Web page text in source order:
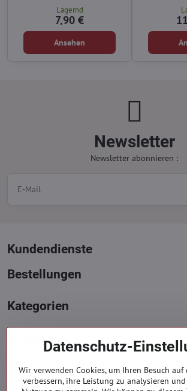
Beine optisch verlängern möchten.
Lagernd
7,90 €
Ansehen
Newsletter
Newsletter abonnieren :
Kundendienste
Bestellungen
Kategorien
Kontakte
Mont. - Freit. : 09:00 - 15:00 hod.
Datenschutz-
Wir verwenden Cookies, um Ihren Besuch auf
verbessern, ihre Leistung zu analysieren